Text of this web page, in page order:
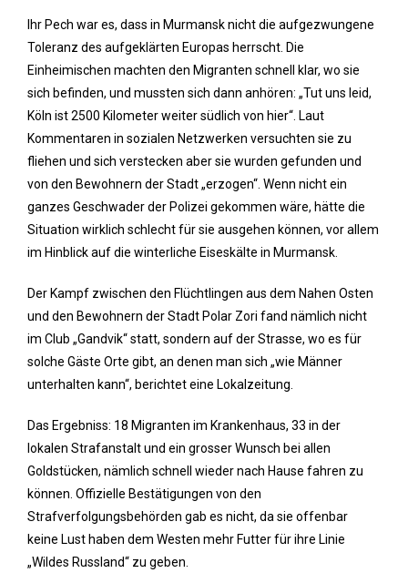
Ihr Pech war es, dass in Murmansk nicht die aufgezwungene
Toleranz des aufgeklärten Europas herrscht. Die
Einheimischen machten den Migranten schnell klar, wo sie
sich befinden, und mussten sich dann anhören: „Tut uns leid,
Köln ist 2500 Kilometer weiter südlich von hier“. Laut
Kommentaren in sozialen Netzwerken versuchten sie zu
fliehen und sich verstecken aber sie wurden gefunden und
von den Bewohnern der Stadt „erzogen“. Wenn nicht ein
ganzes Geschwader der Polizei gekommen wäre, hätte die
Situation wirklich schlecht für sie ausgehen können, vor allem
im Hinblick auf die winterliche Eiseskälte in Murmansk.
Der Kampf zwischen den Flüchtlingen aus dem Nahen Osten
und den Bewohnern der Stadt Polar Zori fand nämlich nicht
im Club „Gandvik“ statt, sondern auf der Strasse, wo es für
solche Gäste Orte gibt, an denen man sich „wie Männer
unterhalten kann“, berichtet eine Lokalzeitung.
Das Ergebniss: 18 Migranten im Krankenhaus, 33 in der
lokalen Strafanstalt und ein grosser Wunsch bei allen
Goldstücken, nämlich schnell wieder nach Hause fahren zu
können. Offizielle Bestätigungen von den
Strafverfolgungsbehörden gab es nicht, da sie offenbar
keine Lust haben dem Westen mehr Futter für ihre Linie
„Wildes Russland“ zu geben.